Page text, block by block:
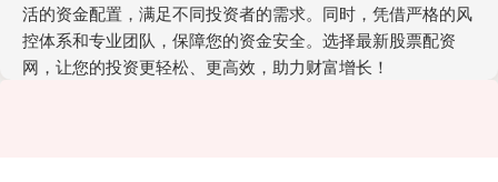
活的资金配置，满足不同投资者的需求。同时，凭借严格的风
控体系和专业团队，保障您的资金安全。选择最新股票配资
网，让您的投资更轻松、更高效，助力财富增长！